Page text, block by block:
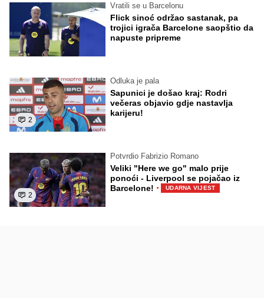
Vratili se u Barcelonu
Flick sinoć održao sastanak, pa
trojici igrača Barcelone saopštio da
napuste pripreme
2
Odluka je pala
Sapunici je došao kraj: Rodri
večeras objavio gdje nastavlja
karijeru!
2
Potvrdio Fabrizio Romano
Veliki "Here we go" malo prije
ponoći - Liverpool se pojačao iz
Barcelone! · UDARNA VIJEST